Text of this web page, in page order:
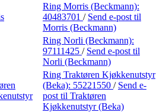
Ring Morris (Beckmann):
40483701 / Send e-post til
Morris (Beckmann)
Ring Norli (Beckmann):
97111425 / Send e-post til
Norli (Beckmann)
Ring Traktøren Kjøkkenutstyr
(Beka): 55221550 / Send e-
post til Traktøren
Kjøkkenutstyr (Beka)